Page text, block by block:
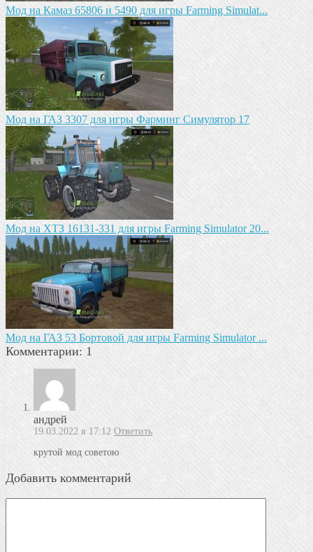
Мод на Камаз 65806 и 5490 для игры Farming Simulat...
Mод на ГАЗ 3307 для игры Фарминг Симулятор 17
Мод на ХТЗ 16131-331 для игры Farming Simulator 20...
Мод на ГАЗ 53 Бортовой для игры Farming Simulator ...
Комментарии: 1
андрей
19.03.2022 в 17:12 Ответить
крутой мод советою
Добавить комментарий